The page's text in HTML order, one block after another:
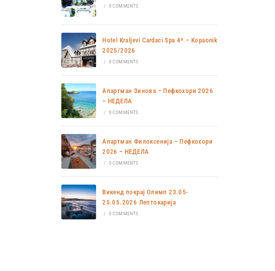
/ 0 COMMENTS
Hotel Kraljevi Cardaci Spa 4* – Kopaonik
2025/2026
/ 0 COMMENTS
Апартман Зинова – Пефкохори 2026
– НЕДЕЛА
/ 0 COMMENTS
Апартман Филоксенија – Пефкохори
2026 – НЕДЕЛА
/ 0 COMMENTS
Викенд покрај Олимп 23.05-
25.05.2026 Лептокарија
/ 0 COMMENTS